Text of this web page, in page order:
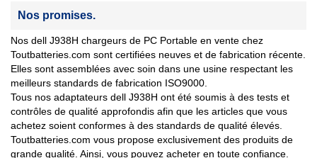
Nos promises.
Nos dell J938H chargeurs de PC Portable en vente chez
Toutbatteries.com sont certifiées neuves et de fabrication récente.
Elles sont assemblées avec soin dans une usine respectant les
meilleurs standards de fabrication ISO9000.
Tous nos adaptateurs dell J938H ont été soumis à des tests et
contrôles de qualité approfondis afin que les articles que vous
achetez soient conformes à des standards de qualité élevés.
Toutbatteries.com vous propose exclusivement des produits de
grande qualité. Ainsi, vous pouvez acheter en toute confiance.